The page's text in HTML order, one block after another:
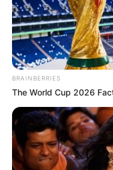
O pedido de material
somente para os que irão
Segundo o
garantidos aos ACS e
acesso a eles deve ser
A verba é destinada
oxímetros, glicosímetros
disponibilizado pelos
BRAINBERRIES
The World Cup 2026